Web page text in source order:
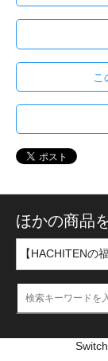
こ
ほかの商品